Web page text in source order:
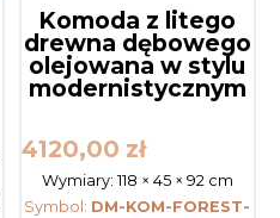
Komoda z litego
drewna dębowego
olejowana w stylu
modernistycznym
4120,00 zł
Wymiary: 118 × 45 × 92 cm
Symbol: DM-KOM-FOREST-